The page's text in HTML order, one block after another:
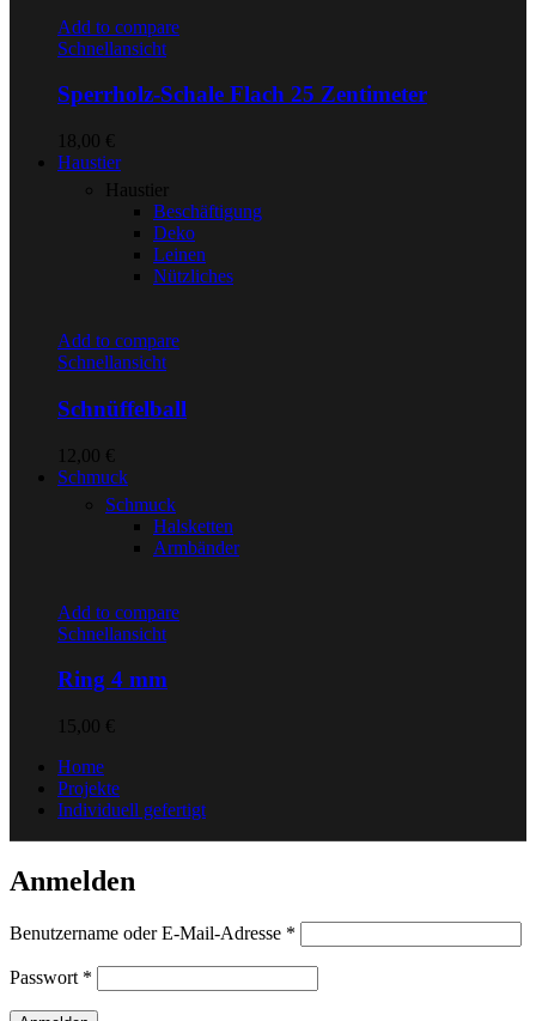
Add to compare
Schnellansicht
Sperrholz-Schale Flach 25 Zentimeter
18,00 €
Haustier
Haustier
Beschäftigung
Deko
Leinen
Nützliches
Add to compare
Schnellansicht
Schnüffelball
12,00 €
Schmuck
Schmuck
Halsketten
Armbänder
Add to compare
Schnellansicht
Ring 4 mm
15,00 €
Home
Projekte
Individuell gefertigt
Anmelden
Benutzername oder E-Mail-Adresse *
Passwort *